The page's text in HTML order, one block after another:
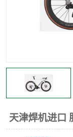
天津焊机进口